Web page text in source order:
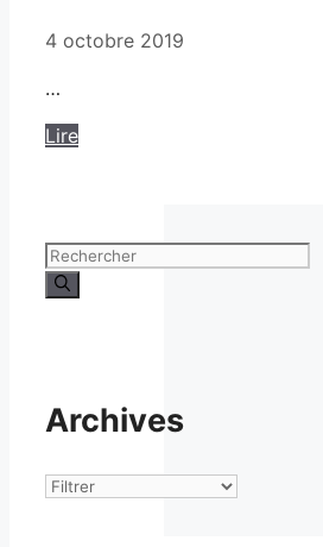
4 octobre 2019
…
Lire
Rechercher :
Archives
Archives